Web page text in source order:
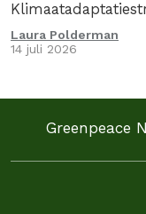
Laura Polderman
14 juli 2026
Greenpeace